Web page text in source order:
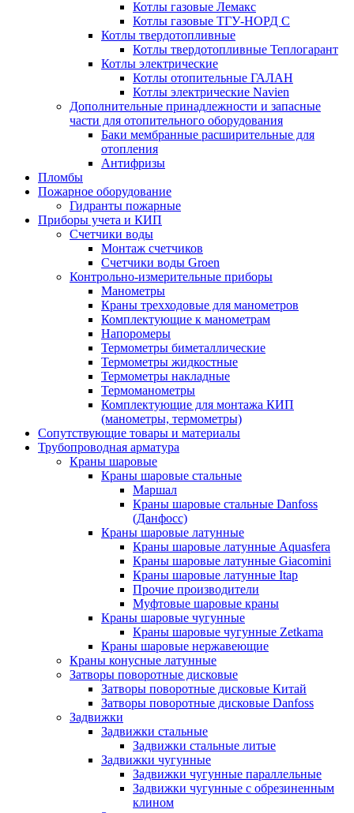
Котлы газовые Лемакс
Котлы газовые ТГУ-НОРД С
Котлы твердотопливные
Котлы твердотопливные Теплогарант
Котлы электрические
Котлы отопительные ГАЛАН
Котлы электрические Navien
Дополнительные принадлежности и запасные
части для отопительного оборудования
Баки мембранные расширительные для
отопления
Антифризы
Пломбы
Пожарное оборудование
Гидранты пожарные
Приборы учета и КИП
Счетчики воды
Монтаж счетчиков
Счетчики воды Groen
Контрольно-измерительные приборы
Манометры
Краны трехходовые для манометров
Комплектующие к манометрам
Напоромеры
Термометры биметаллические
Термометры жидкостные
Термометры накладные
Термоманометры
Комплектующие для монтажа КИП
(манометры, термометры)
Сопутствующие товары и материалы
Трубопроводная арматура
Краны шаровые
Краны шаровые стальные
Маршал
Краны шаровые стальные Danfoss
(Данфосс)
Краны шаровые латунные
Краны шаровые латунные Aquasfera
Краны шаровые латунные Giacomini
Краны шаровые латунные Itap
Прочие производители
Муфтовые шаровые краны
Краны шаровые чугунные
Краны шаровые чугунные Zetkama
Краны шаровые нержавеющие
Краны конусные латунные
Затворы поворотные дисковые
Затворы поворотные дисковые Китай
Затворы поворотные дисковые Danfoss
Задвижки
Задвижки стальные
Задвижки стальные литые
Задвижки чугунные
Задвижки чугунные параллельные
Задвижки чугунные с обрезиненным
клином